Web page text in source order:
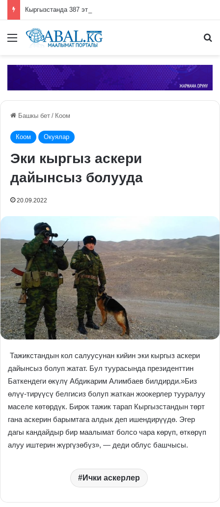
Меню
Башкы бет / Коом
Коом Окуялар
Эки кыргыз аскери
дайынсыз болууда
20.09.2022
Тажикстандын кол салуусунан кийин эки кыргыз аскери
дайынсыз болуп жатат. Бул туурасында президенттин
Баткендеги өкүлү Абдикарим Алимбаев билдирди.»Биз
өлүү-тирүүсү белгисиз болуп жаткан жоокерлер тууралуу
маселе көтөрдүк. Бирок тажик тарап Кыргызстандын төрт
гана аскерин барымтага алдык деп ишендирүүдө. Эгер
дагы кандайдыр бир маалымат болсо чара көрүп, өткөрүп
алуу иштерин жүргүзөбүз», — деди облус башчысы.
Ички аскерлер